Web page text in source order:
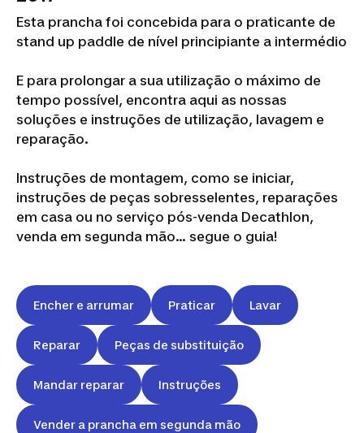
Esta prancha foi concebida para o praticante de
stand up paddle de nível principiante a intermédio
E para prolongar a sua utilização o máximo de
tempo possível, encontra aqui as nossas
soluções e instruções de utilização, lavagem e
reparação.
Instruções de montagem, como se iniciar,
instruções de peças sobresselentes, reparações
em casa ou no serviço pós-venda Decathlon,
venda em segunda mão... segue o guia!
Encher e arrumar Praticar Lavar
Reparar Peças de substituição
Mandar reparar Instruções
Vender a prancha em segunda mão